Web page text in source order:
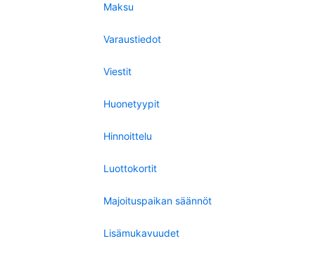
Maksu
Varaustiedot
Viestit
Huonetyypit
Hinnoittelu
Luottokortit
Majoituspaikan säännöt
Lisämukavuudet